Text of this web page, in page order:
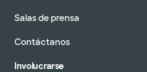
Salas de prensa
Contáctanos
Involucrarse